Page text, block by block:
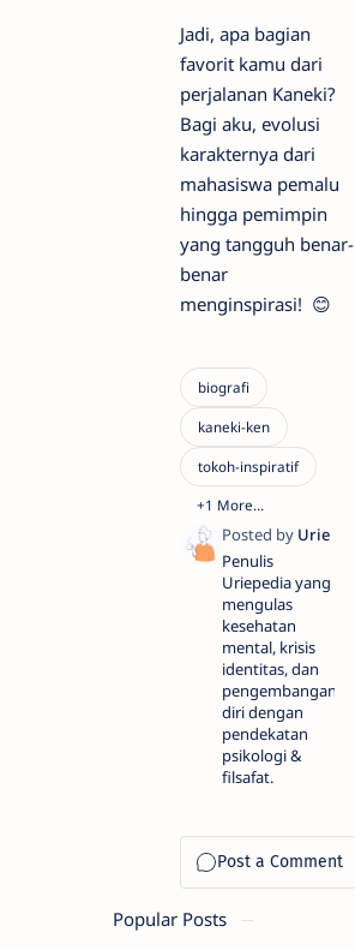
Jadi, apa bagian
favorit kamu dari
perjalanan Kaneki?
Bagi aku, evolusi
karakternya dari
mahasiswa pemalu
hingga pemimpin
yang tangguh benar-
benar
menginspirasi! 😊
Penulis
Uriepedia yang
mengulas
kesehatan
mental, krisis
identitas, dan
pengembangan
diri dengan
pendekatan
psikologi &
filsafat.
Popular Posts